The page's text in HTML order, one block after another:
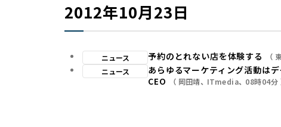
2012年10月23日
ニュース 予約のとれない店を体験する
ニュース
あらゆるマーケティング活動はデ
CEO
岡田靖 ITmedia 08時04分